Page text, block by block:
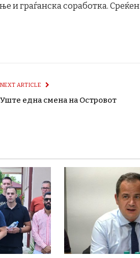
и граѓанска соработка. Среќен
NEXT ARTICLE
Уште една смена на Островот